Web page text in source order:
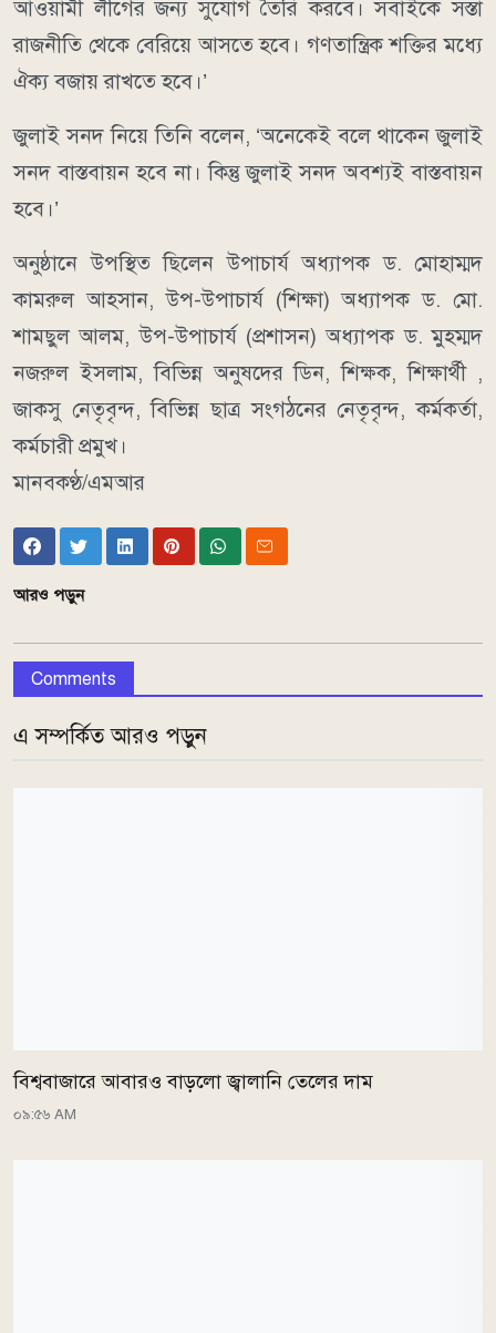
আওয়ামী লীগের জন্য সুযোগ তৈরি করবে। সবাইকে সস্তা
রাজনীতি থেকে বেরিয়ে আসতে হবে। গণতান্ত্রিক শক্তির মধ্যে
ঐক্য বজায় রাখতে হবে।’
জুলাই সনদ নিয়ে তিনি বলেন, ‘অনেকেই বলে থাকেন জুলাই
সনদ বাস্তবায়ন হবে না। কিন্তু জুলাই সনদ অবশ্যই বাস্তবায়ন
হবে।’
অনুষ্ঠানে উপস্থিত ছিলেন উপাচার্য অধ্যাপক ড. মোহাম্মদ
কামরুল আহসান, উপ-উপাচার্য (শিক্ষা) অধ্যাপক ড. মো.
শামছুল আলম, উপ-উপাচার্য (প্রশাসন) অধ্যাপক ড. মুহম্মদ
নজরুল ইসলাম, বিভিন্ন অনুষদের ডিন, শিক্ষক, শিক্ষার্থী ,
জাকসু নেতৃবৃন্দ, বিভিন্ন ছাত্র সংগঠনের নেতৃবৃন্দ, কর্মকর্তা,
কর্মচারী প্রমুখ।
মানবকণ্ঠ/এমআর
আরও পড়ুন
Comments
এ সম্পর্কিত আরও পড়ুন
বিশ্ববাজারে আবারও বাড়লো জ্বালানি তেলের দাম
০৯:৫৬ AM